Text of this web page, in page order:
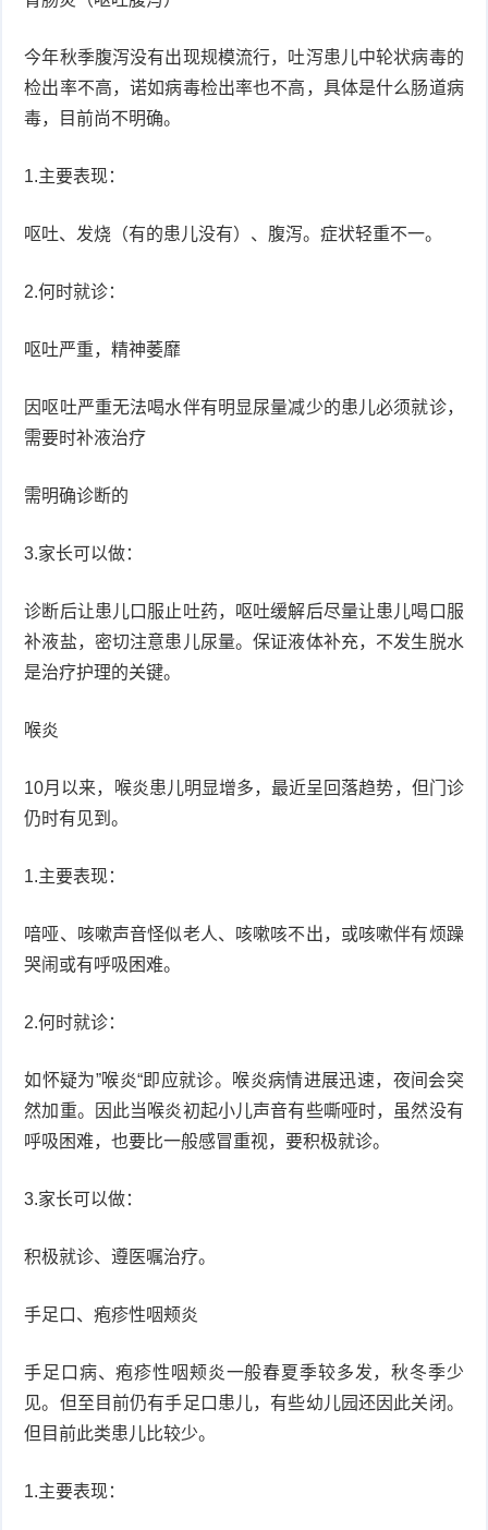
今年秋季腹泻没有出现规模流行，吐泻患儿中轮状病毒的
检出率不高，诺如病毒检出率也不高，具体是什么肠道病
毒，目前尚不明确。
1.主要表现：
呕吐、发烧（有的患儿没有）、腹泻。症状轻重不一。
2.何时就诊：
呕吐严重，精神萎靡
因呕吐严重无法喝水伴有明显尿量减少的患儿必须就诊，
需要时补液治疗
需明确诊断的
3.家长可以做：
诊断后让患儿口服止吐药，呕吐缓解后尽量让患儿喝口服
补液盐，密切注意患儿尿量。保证液体补充，不发生脱水
是治疗护理的关键。
喉炎
10月以来，喉炎患儿明显增多，最近呈回落趋势，但门诊
仍时有见到。
1.主要表现：
喑哑、咳嗽声音怪似老人、咳嗽咳不出，或咳嗽伴有烦躁
哭闹或有呼吸困难。
2.何时就诊：
如怀疑为”喉炎“即应就诊。喉炎病情进展迅速，夜间会突
然加重。因此当喉炎初起小儿声音有些嘶哑时，虽然没有
呼吸困难，也要比一般感冒重视，要积极就诊。
3.家长可以做：
积极就诊、遵医嘱治疗。
手足口、疱疹性咽颊炎
手足口病、疱疹性咽颊炎一般春夏季较多发，秋冬季少
见。但至目前仍有手足口患儿，有些幼儿园还因此关闭。
但目前此类患儿比较少。
1.主要表现：